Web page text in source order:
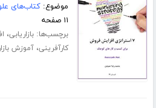
موضوع:کتاب‌های
۱۱ صفحه
برچسب‌ها:بازاریابی،
کارآفرینی،آموزش